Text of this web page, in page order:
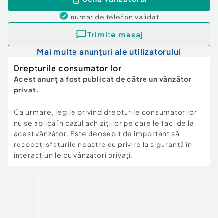
1 x Audio Out/Microfon
4 x USB 3.2
2 x USB 3.2 Type C Gen 2
1 x HDMI 2.1Retea10/100/1000Wireless802.11 ax
2x2Versiune Bluetooth5.2
Software
Sistem de operareNO OS
Caracteristici generale
Tastatura numericaDaGreutate2.5 KgDimensiuni
(W x H x D)363.4 x 260.35 x 22.45 - 26.75
mmLimba tastaturaTastatura
internationalaSecuritateFirmware TPM 2.0
E-shutterMaterialPlastic
AluminiuAccesorii incluseAdaptor
300WCaracteristici cheieCamera web
numar de telefon validat
Trimite mesaj
Mai multe anunțuri ale utilizatorului
Drepturile consumatorilor
Acest anunț a fost publicat de către un vânzător
privat.
Ca urmare, legile privind drepturile consumatorilor
nu se aplică în cazul achizițiilor pe care le faci de la
acest vânzător. Este deosebit de important să
respecți sfaturile noastre cu privire la siguranță în
interacțiunile cu vânzători privați.